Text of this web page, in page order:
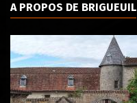
A PROPOS DE BRIGUEUIL